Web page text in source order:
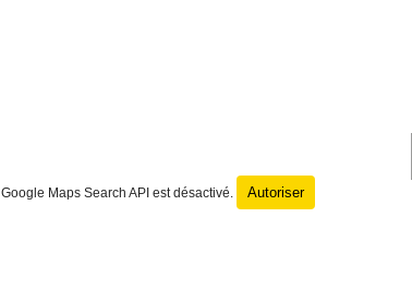
Google Maps Search API est désactivé. Autoriser